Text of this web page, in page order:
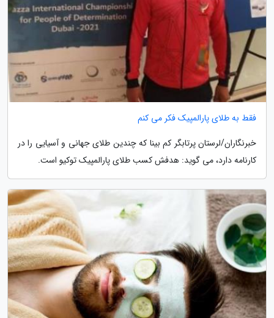
فقط به طلای پارالمپیک فکر می کنم
خبرنگاران/لرستان پرتابگر کم بینا که چندین طلای جهانی و آسیایی را در
کارنامه دارد، می گوید: هدفش کسب طلای پارالمپیک توکیو است.